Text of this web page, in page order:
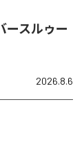
ースルゥー
2026.8.6